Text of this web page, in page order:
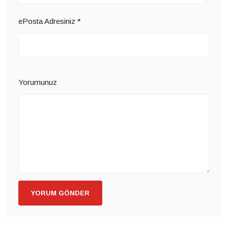
ePosta Adresiniz *
Yorumunuz
YORUM GÖNDER